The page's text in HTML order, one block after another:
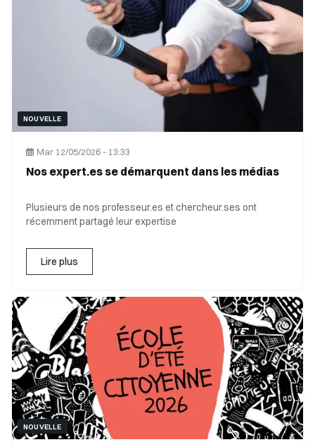
NOUVELLE
Mar 12/05/2026 - 13:33
Nos expert.es se démarquent dans les médias
Plusieurs de nos professeur.es et chercheur.ses ont
récemment partagé leur expertise
Lire plus
NOUVELLE